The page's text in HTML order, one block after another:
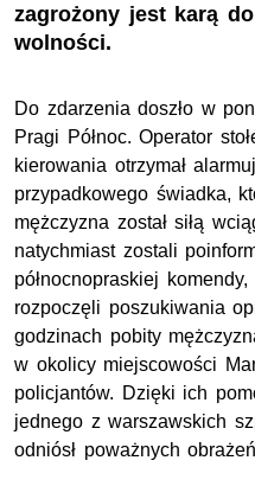
zagrożony jest karą
wolności.
Do zdarzenia doszło w
Pragi Północ. Operator
kierowania otrzymał
przypadkowego świadka,
mężczyzna został siłą
natychmiast zostali
północnopraskiej
rozpoczęli poszukiwania
godzinach pobity
w okolicy miejscowości
policjantów. Dzięki ich
jednego z warszawskich
odniósł poważnych